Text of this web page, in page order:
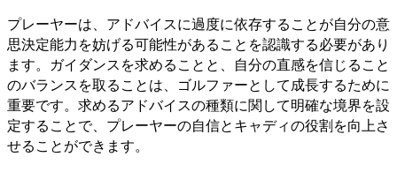
プレーヤーは、アドバイスに過度に依存することが自分の意
思決定能力を妨げる可能性があることを認識する必要があり
ます。ガイダンスを求めることと、自分の直感を信じること
のバランスを取ることは、ゴルファーとして成長するために
重要です。求めるアドバイスの種類に関して明確な境界を設
定することで、プレーヤーの自信とキャディの役割を向上さ
せることができます。